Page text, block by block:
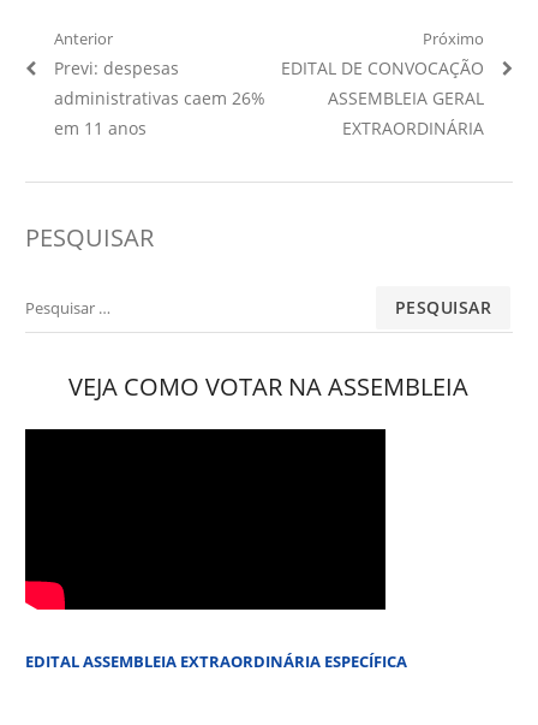
Navegação
de
Post
Anterior
Artigo
Anterior:
Previ: despesas
administrativas caem 26%
em 11 anos
Próximo
Próximo
EDITAL DE CONVOCAÇÃO
ASSEMBLEIA GERAL
EXTRAORDINÁRIA
PESQUISAR
Pesquisar
VEJA COMO VOTAR NA ASSEMBLEIA
EDITAL ASSEMBLEIA EXTRAORDINÁRIA ESPECÍFICA